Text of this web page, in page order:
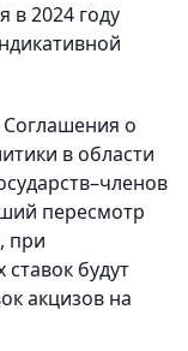
в 2024 году
о
в области
пересмотр
при
будут
акцизов на